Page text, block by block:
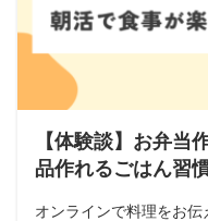
【体験談】お弁
品作れるごはん習
オンラインで料理をお